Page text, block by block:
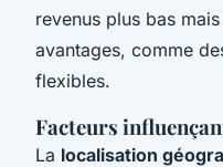
revenus plus bas
avantages, comme
flexibles.
Facteurs
La localisation